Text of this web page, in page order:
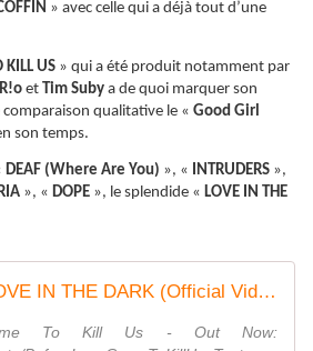
» avec celle qui a déjà tout d’une
KILL US » qui a été produit notamment par
et Tim Suby a de quoi marquer son
qualitative le « Good Girl
son temps.
DEAF (Where Are You) », « INTRUDERS »,
», « DOPE », le splendide « LOVE IN THE
Jessie Reyez - LOVE IN THE DARK (Official Video)
To Kill Us - Out Now: